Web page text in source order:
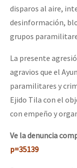
disparos al aire,
desinformación,
grupos
La presente
agravios que el
paramilitares y
Ejido Tila con el
con empeño y
Ve la denuncia
p=35139